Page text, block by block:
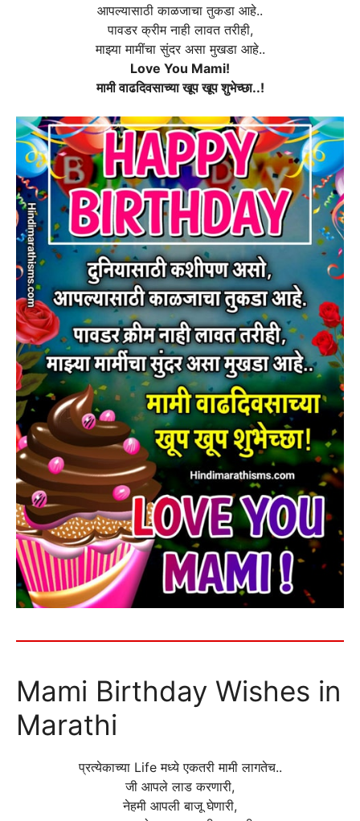
आपल्यासाठी काळजाचा तुकडा आहे..
पावडर क्रीम नाही लावत तरीही,
माझ्या मामींचा सुंदर असा मुखडा आहे..
Love You Mami!
मामी वाढदिवसाच्या खूप खूप शुभेच्छा..!
Mami Birthday Wishes in
Marathi
प्रत्येकाच्या Life मध्ये एकतरी मामी लागतेच..
जी आपले लाड करणारी,
नेहमी आपली बाजू घेणारी,